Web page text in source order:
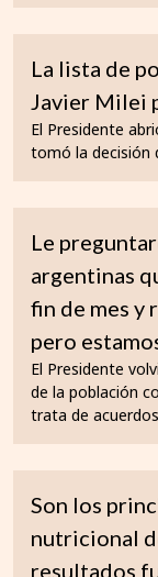
La lista de
Javier Milei
El Presidente
tomó la decisión
Le
argentinas
fin de mes y
pero
El Presidente
de la población
trata de
Son los
nutricional
resultados